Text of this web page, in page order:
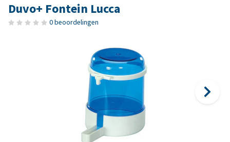
Duvo+ Fontein Lucca
0 beoordelingen